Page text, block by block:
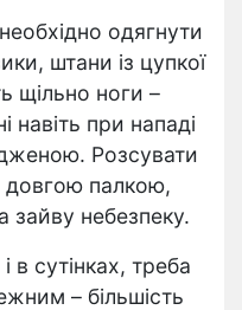
одягнути
штани із цупкої
щільно ноги –
при нападі
Розсувати
довгою палкою,
небезпеку.
в сутінках, треба
– більшість